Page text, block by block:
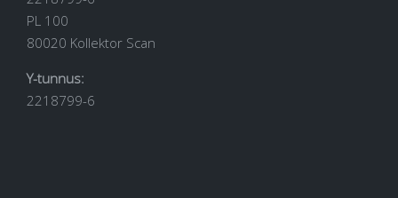
PL 100
80020 Kollektor Scan
Y-tunnus:
2218799-6